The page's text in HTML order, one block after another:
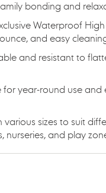
bonding and
Waterproof
and easy
and resistant to
for year-round use
various sizes to suit
nurseries, and play